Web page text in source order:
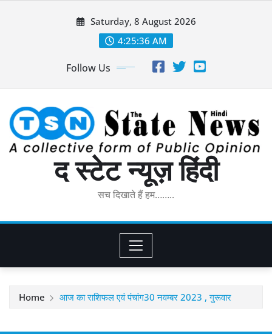
Saturday, 8 August 2026
4:25:37 AM
Follow Us
द स्टेट न्यूज़ हिंदी
सच दिखाते हैं हम……..
Home आज का राशिफल एवं पंचांग30 नवम्बर 2023 , गुरूवार